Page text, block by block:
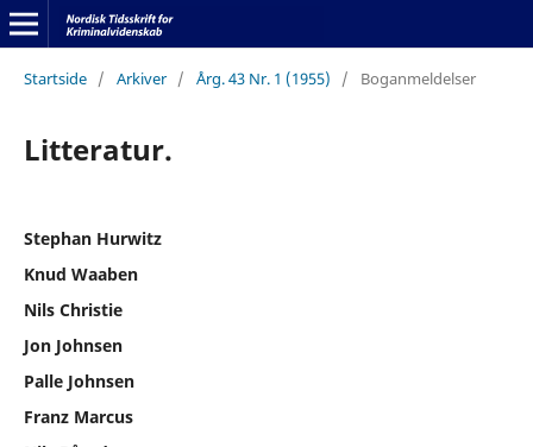
Startside / Arkiver / Årg. 43 Nr. 1 (1955) / Boganmeldelser
Litteratur.
Stephan Hurwitz
Knud Waaben
Nils Christie
Jon Johnsen
Palle Johnsen
Franz Marcus